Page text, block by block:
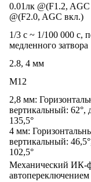
0.01лк @(F1.2,
@(F2.0, AGC вкл.)
1/3 с ~ 1/100 000 с,
медленного затвора
2.8, 4 мм
М12
2,8 мм:
вертикальный: 62°,
135,5°
4 мм:
вертикальный:
102,5°
Механический ИК-
автопереключением